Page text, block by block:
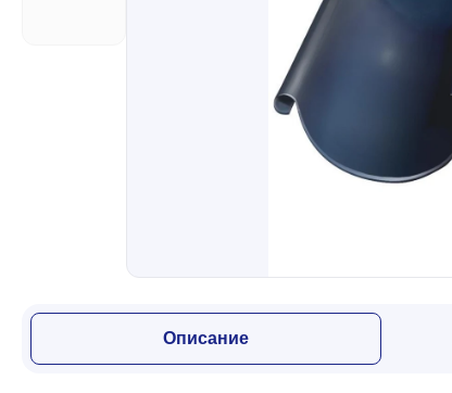
Профили для гипсокартона
Дача и сад
Описание